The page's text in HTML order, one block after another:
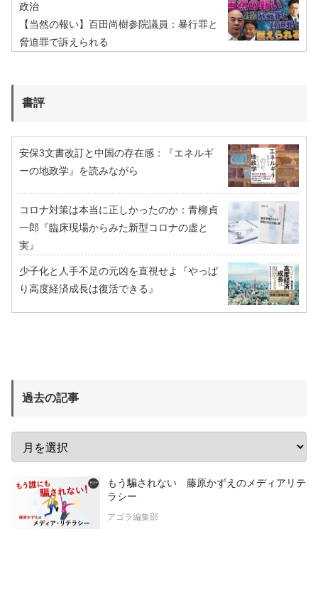
政治
【当然の報い】百田尚樹参院議員：暴行罪と
脅迫罪で訴えられる
書評
安保3文書改訂と中国の存在感：『エネルギ
ーの地政学』を読みながら
コロナ対策は本当に正しかったのか：青柳貞
一郎『臨床現場からみた新型コロナの虚と
実』
少子化と人手不足の元凶を直視せよ『やっぱ
り高度経済成長は復活できる』
過去の記事
もう騙されない 藤原かずえのメディアリテ
ラシー
アゴラ編集部